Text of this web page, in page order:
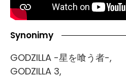
Synonimy
GODZILLA -星を喰う者-,
GODZILLA 3,